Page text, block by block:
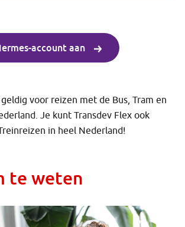
account aan
voor reizen met de Bus, Tram en
Je kunt Transdev Flex ook
in heel Nederland!
te weten